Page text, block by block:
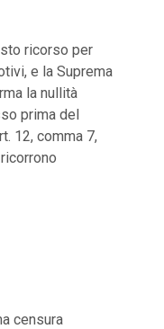
ricorso per
e la Suprema
la nullità
prima del
12, comma 7,
censura